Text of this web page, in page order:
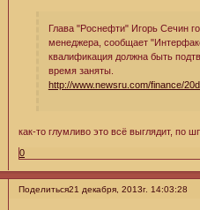
Глава "Роснефти" Игорь Сечин
менеджера, сообщает
квалификация должна быть
время заняты.
http://www.newsru.com/finance/
как-то глумливо это всё выглядит, по
0
Поделиться21 декабря, 2013г. 14:03:28